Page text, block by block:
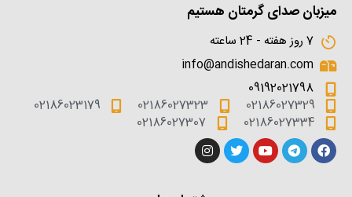
میزبان صدای گرمتان هستیم
7 روز هفته - 24 ساعته
info@andishedaran.com
09192021798
02186027329
02186027323
02186023179
02186027334
02186027307